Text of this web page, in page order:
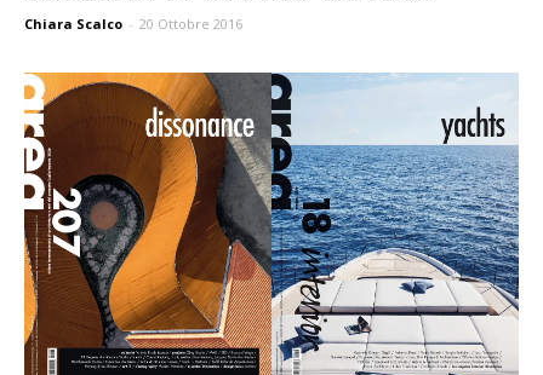
Chiara Scalco - 20 Ottobre 2016